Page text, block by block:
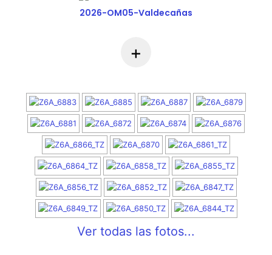
2026-OM05-Valdecañas
+
Ver todas las fotos...